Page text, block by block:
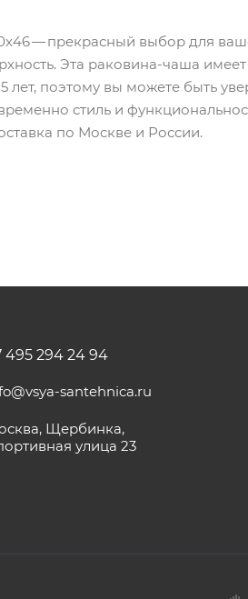
— прекрасный выбор для
Эта раковина-чаша
лет, поэтому вы можете быть
стиль и
по Москве и России.
495 294 24 94
santehnica.ru
Щербинка,
улица 23